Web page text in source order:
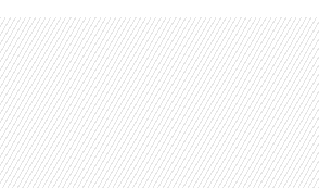
Skip to main content